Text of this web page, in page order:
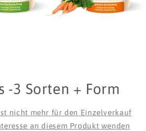
-3 Sorten + Form
nicht mehr für den Einzelverkauf
an diesem Produkt wenden